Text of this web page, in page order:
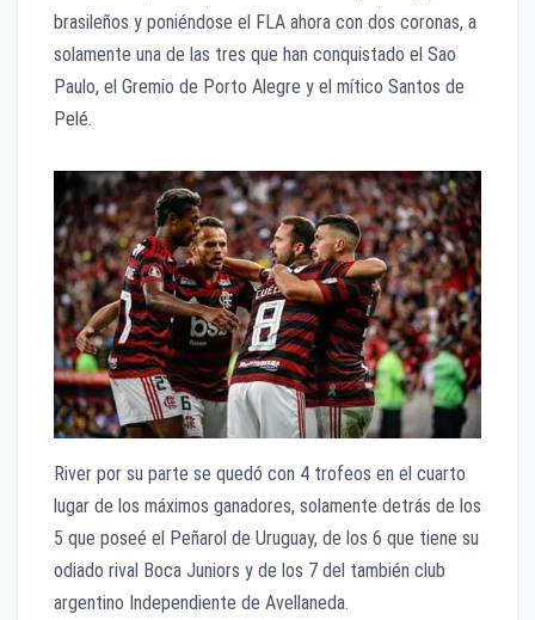
brasileños y poniéndose el FLA ahora con dos coronas, a
solamente una de las tres que han conquistado el Sao
Paulo, el Gremio de Porto Alegre y el mítico Santos de
Pelé.
River por su parte se quedó con 4 trofeos en el cuarto
lugar de los máximos ganadores, solamente detrás de los
5 que poseé el Peñarol de Uruguay, de los 6 que tiene su
odiado rival Boca Juniors y de los 7 del también club
argentino Independiente de Avellaneda.